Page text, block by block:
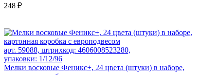
248 ₽
арт. 59088, штрихкод: 4606008523280,
упаковки: 1/12/96
Мелки восковые Феникс+, 24 цвета (штуки) в наборе,